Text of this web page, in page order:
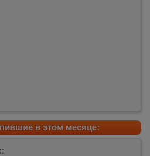
в этом месяце: